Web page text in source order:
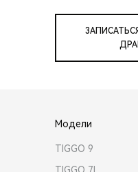
Модели
TIGGO 9
TIGGO 7L